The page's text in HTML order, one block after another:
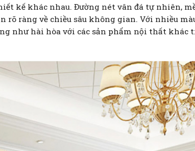
kế khác nhau. Đường nét vân đá tự nhiên,
rõ ràng về chiều sâu không gian. Với nhiều
như hài hòa với các sản phẩm nội thất khác